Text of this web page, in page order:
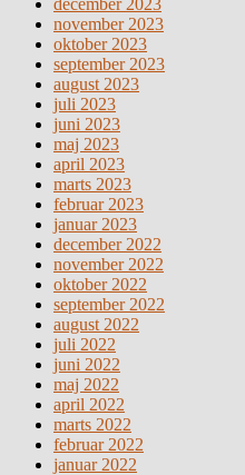
november 2023
oktober 2023
september 2023
august 2023
juli 2023
juni 2023
maj 2023
april 2023
marts 2023
februar 2023
januar 2023
december 2022
november 2022
oktober 2022
september 2022
august 2022
juli 2022
juni 2022
maj 2022
april 2022
marts 2022
februar 2022
januar 2022